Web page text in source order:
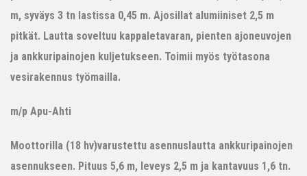
m, syväys 3 tn lastissa 0,45 m. Ajosillat alumiiniset 2,5 m
pitkät. Lautta soveltuu kappaletavaran, pienten ajoneuvojen
ja ankkuripainojen kuljetukseen. Toimii myös työtasona
vesirakennus työmailla.
m/p Apu-Ahti
Moottorilla (18 hv)varustettu asennuslautta ankkuripainojen
asennukseen. Pituus 5,6 m, leveys 2,5 m ja kantavuus 1,6 tn.